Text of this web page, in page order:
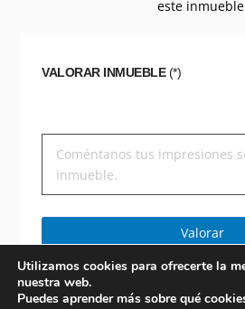
este
VALORAR INMUEBLE(*)
Valorar
Utilizamos cookies para ofrecerte la
nuestra web.
Puedes aprender más sobre qué